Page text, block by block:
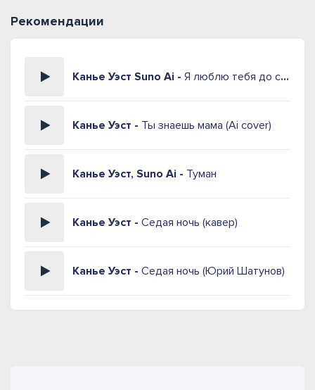
Рекомендации
Канье Уэст Suno Ai - Я люблю тебя до слёз
Канье Уэст - Ты знаешь мама (Ai cover)
Канье Уэст, Suno Ai - Туман
Канье Уэст - Седая ночь (кавер)
Канье Уэст - Седая ночь (Юрий Шатунов)